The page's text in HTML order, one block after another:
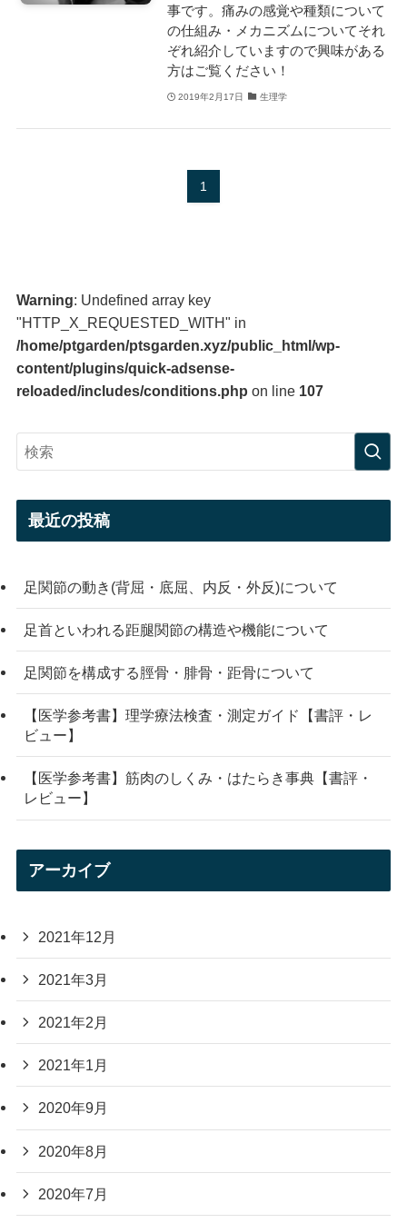
事です。痛みの感覚や種類について
の仕組み・メカニズムについてそれ
ぞれ紹介していますので興味がある
方はご覧ください！
2019年2月17日 生理学
1
Warning: Undefined array key
"HTTP_X_REQUESTED_WITH" in
/home/ptgarden/ptsgarden.xyz/public_html/wp-
content/plugins/quick-adsense-
reloaded/includes/conditions.php on line 107
最近の投稿
足関節の動き(背屈・底屈、内反・外反)について
足首といわれる距腿関節の構造や機能について
足関節を構成する脛骨・腓骨・距骨について
【医学参考書】理学療法検査・測定ガイド【書評・レ
ビュー】
【医学参考書】筋肉のしくみ・はたらき事典【書評・
レビュー】
アーカイブ
2021年12月
2021年3月
2021年2月
2021年1月
2020年9月
2020年8月
2020年7月